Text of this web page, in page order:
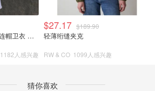
Arc'teryx Gamma 轻量连帽卫衣 女款
1182人感兴趣
$27.17 $189.90
轻薄绗缝夹克
RW & CO 1099人感兴趣
猜你喜欢